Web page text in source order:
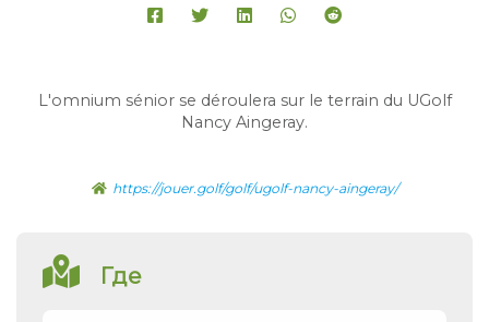
L'omnium sénior se déroulera sur le terrain du UGolf
Nancy Aingeray.
https://jouer.golf/golf/ugolf-nancy-aingeray/
Где